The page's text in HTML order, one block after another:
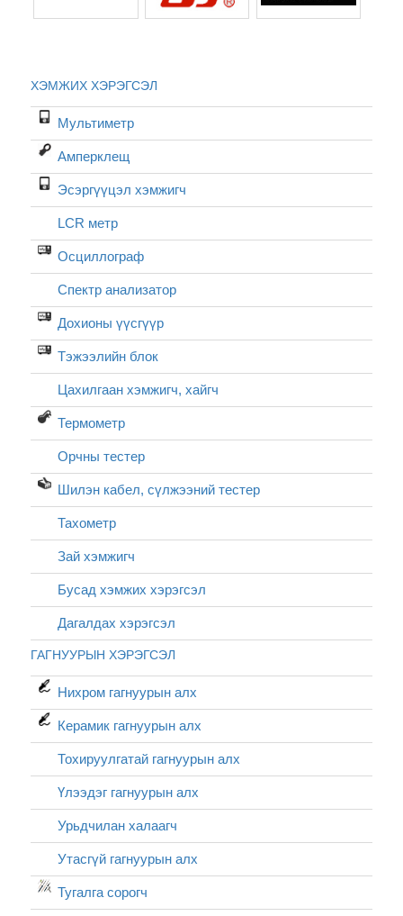
ХЭМЖИХ ХЭРЭГСЭЛ
Мультиметр
Амперклещ
Эсэргүүцэл хэмжигч
LCR метр
Осциллограф
Спектр анализатор
Дохионы үүсгүүр
Тэжээлийн блок
Цахилгаан хэмжигч, хайгч
Термометр
Орчны тестер
Шилэн кабел, cүлжээний тестер
Тахометр
Зай хэмжигч
Бусад хэмжих хэрэгсэл
Дагалдах хэрэгсэл
ГАГНУУРЫН ХЭРЭГСЭЛ
Нихром гагнуурын алх
Керамик гагнуурын алх
Тохируулгатай гагнуурын алх
Үлээдэг гагнуурын алх
Урьдчилан халаагч
Утасгүй гагнуурын алх
Тугалга сорогч